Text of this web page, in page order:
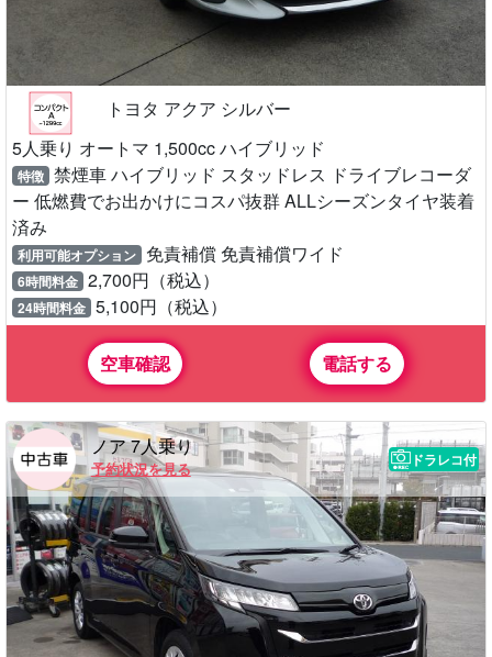
トヨタ アクア シルバー
5人乗り オートマ 1,500cc ハイブリッド
特徴 禁煙車 ハイブリッド スタッドレス ドライブレコーダ
ー 低燃費でお出かけにコスパ抜群 ALLシーズンタイヤ装着
済み
利用可能オプション 免責補償 免責補償ワイド
6時間料金 2,700円（税込）
24時間料金 5,100円（税込）
空車確認 電話する
ノア 7人乗り
予約状況を見る
ドラレコ付